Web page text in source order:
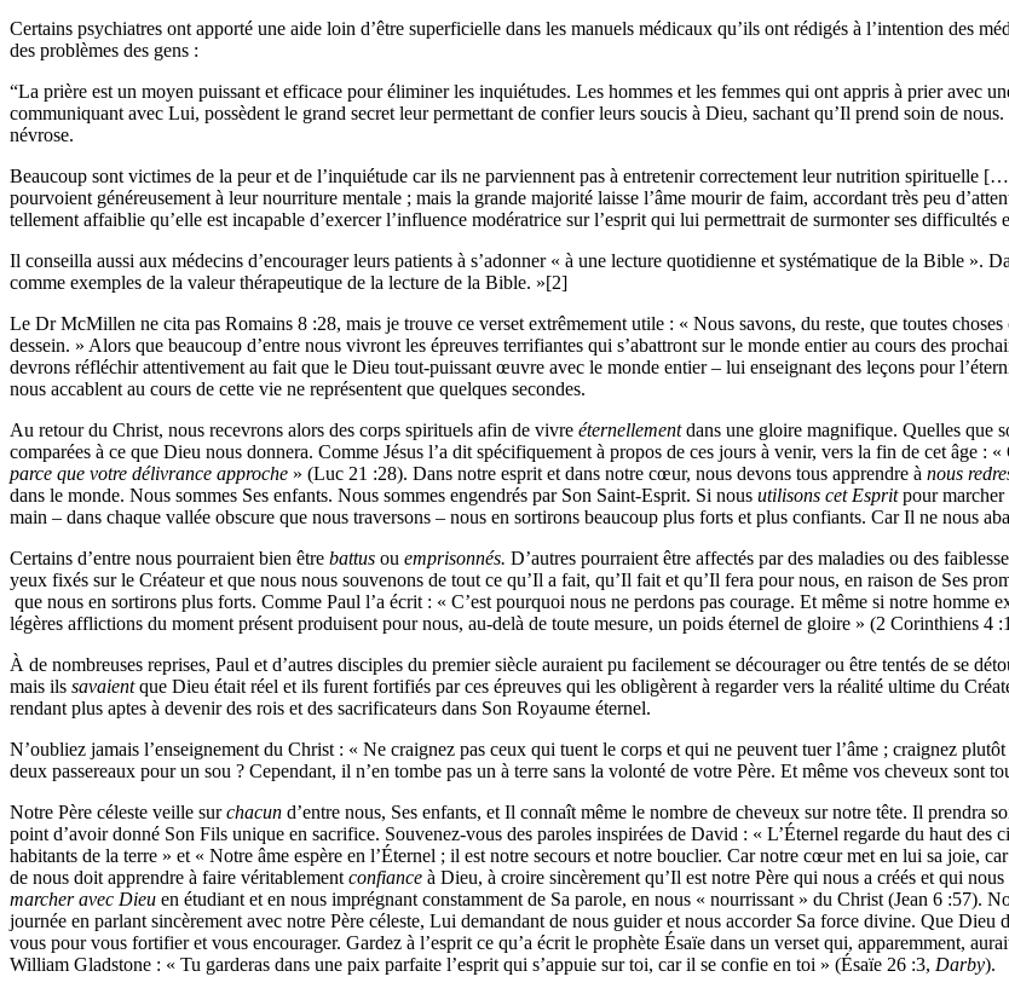
Certains psychiatres ont apporté une aide loin d’être superficielle dans les manuels médicaux qu’ils ont rédigés à l’intention des
des problèmes des gens :
“La prière est un moyen puissant et efficace pour éliminer les inquiétudes. Les hommes et les femmes qui ont appris à prier avec
communiquant avec Lui, possèdent le grand secret leur permettant de confier leurs soucis à Dieu, sachant qu’Il prend soin de
névrose.
Beaucoup sont victimes de la peur et de l’inquiétude car ils ne parviennent pas à entretenir correctement leur nutrition spirituelle
pourvoient généreusement à leur nourriture mentale ; mais la grande majorité laisse l’âme mourir de faim, accordant très peu
tellement affaiblie qu’elle est incapable d’exercer l’influence modératrice sur l’esprit qui lui permettrait de surmonter ses
Il conseilla aussi aux médecins d’encourager leurs patients à s’adonner « à une lecture quotidienne et systématique de la Bible ».
comme exemples de la valeur thérapeutique de la lecture de la Bible. »[2]
Le Dr McMillen ne cita pas Romains 8 :28, mais je trouve ce verset extrêmement utile : « Nous savons, du reste, que toutes
dessein. » Alors que beaucoup d’entre nous vivront les épreuves terrifiantes qui s’abattront sur le monde entier au cours des
devrons réfléchir attentivement au fait que le Dieu tout-puissant œuvre avec le monde entier – lui enseignant des leçons pour
nous accablent au cours de cette vie ne représentent que quelques secondes.
Au retour du Christ, nous recevrons alors des corps spirituels afin de vivre éternellementdans une gloire magnifique. Quelles que
comparées à ce que Dieu nous donnera. Comme Jésus l’a dit spécifiquement à propos de ces jours à venir, vers la fin de cet âge :
parce que votre délivrance approche » (Luc 21 :28). Dans notre esprit et dans notre cœur, nous devons tous apprendre à nous
dans le monde. Nous sommes Ses enfants. Nous sommes engendrés par Son Saint-Esprit. Si nous utilisons cet Espritpour marcher
main – dans chaque vallée obscure que nous traversons – nous en sortirons beaucoup plus forts et plus confiants. Car Il ne nous
Certains d’entre nous pourraient bien être battus ou emprisonnés. D’autres pourraient être affectés par des maladies ou des
yeux fixés sur le Créateur et que nous nous souvenons de tout ce qu’Il a fait, qu’Il fait et qu’Il fera pour nous, en raison de Ses
que nous en sortirons plus forts. Comme Paul l’a écrit : « C’est pourquoi nous ne perdons pas courage. Et même si notre
légères afflictions du moment présent produisent pour nous, au-delà de toute mesure, un poids éternel de gloire » (2 Corinthiens 4
À de nombreuses reprises, Paul et d’autres disciples du premier siècle auraient pu facilement se décourager ou être tentés de se
mais ils savaient que Dieu était réel et ils furent fortifiés par ces épreuves qui les obligèrent à regarder vers la réalité ultime du
rendant plus aptes à devenir des rois et des sacrificateurs dans Son Royaume éternel.
N’oubliez jamais l’enseignement du Christ : « Ne craignez pas ceux qui tuent le corps et qui ne peuvent tuer l’âme ; craignez
deux passereaux pour un sou ? Cependant, il n’en tombe pas un à terre sans la volonté de votre Père. Et même vos cheveux sont
Notre Père céleste veille surchacun d’entre nous, Ses enfants, et Il connaît même le nombre de cheveux sur notre tête. Il prendra
point d’avoir donné Son Fils unique en sacrifice. Souvenez-vous des paroles inspirées de David : « L’Éternel regarde du haut
habitants de la terre » et « Notre âme espère en l’Éternel ; il est notre secours et notre bouclier. Car notre cœur met en lui sa joie,
de nous doit apprendre à faire véritablementconfiance à Dieu, à croire sincèrement qu’Il est notre Père qui nous a créés et qui
marcher avec Dieu en étudiant et en nous imprégnant constamment de Sa parole, en nous « nourrissant » du Christ (Jean 6 :57).
journée en parlant sincèrement avec notre Père céleste, Lui demandant de nous guider et nous accorder Sa force divine. Que
vous pour vous fortifier et vous encourager. Gardez à l’esprit ce qu’a écrit le prophète Ésaïe dans un verset qui, apparemment,
William Gladstone : « Tu garderas dans une paix parfaite l’esprit qui s’appuie sur toi, car il se confie en toi » (Ésaïe 26 :3, Darby).